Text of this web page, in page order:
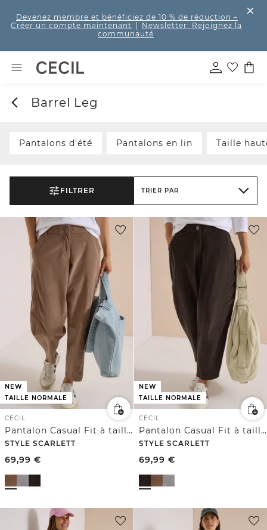
Devenez membre et bénéficiez de 10 % de réduction –
Créer un compte maintenant
Newsletter: Rejoignez la
communauté
Barrel Leg
Pantalons d'été Pantalons en lin Taille
FILTRER TRIER PAR
NEW
TAILLE NORMALE
CECIL
Pantalon Casual Fit à taille mi-haute et jambes larges
STYLE SCARLETT
69,99 €
NEW
TAILLE NORMALE
CECIL
Pantalon Casual Fit à taille mi-haute et jambes larges
STYLE SCARLETT
69,99 €